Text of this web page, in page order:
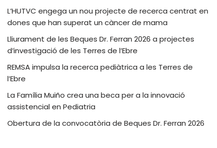
L’HUTVC engega un nou projecte de recerca centrat en
dones que han superat un càncer de mama
Lliurament de les Beques Dr. Ferran 2026 a projectes
d’investigació de les Terres de l’Ebre
REMSA impulsa la recerca pediàtrica a les Terres de
l’Ebre
La Família Muiño crea una beca per a la innovació
assistencial en Pediatria
Obertura de la convocatòria de Beques Dr. Ferran 2026